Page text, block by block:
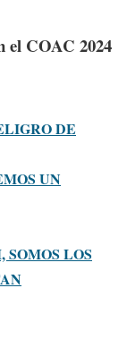
el COAC 2024
DE
UN
LOS